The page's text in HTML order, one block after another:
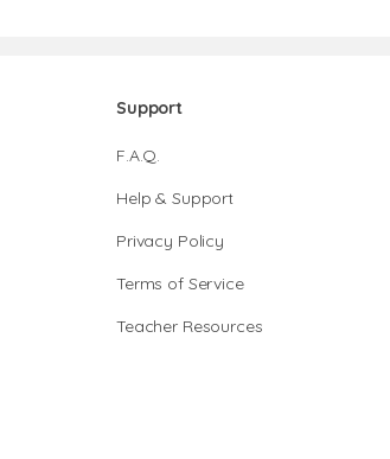
Support
F.A.Q.
Help & Support
Privacy Policy
Terms of Service
Teacher Resources